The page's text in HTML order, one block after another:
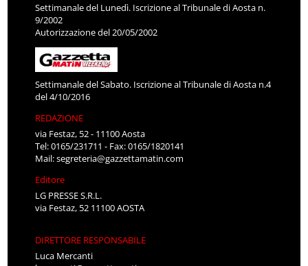
Settimanale del Lunedì. Iscrizione al Tribunale di Aosta n.
9/2002
Autorizzazione del 20/05/2002
Settimanale del Sabato. Iscrizione al Tribunale di Aosta n.4
del 4/10/2016
REDAZIONE
via Festaz, 52 - 11100 Aosta
Tel: 0165/231711 - Fax: 0165/1820141
Mail:segreteria@gazzettamatin.com
Editore
LG PRESSE S.R.L.
via Festaz, 52 11100 AOSTA
DIRETTORE RESPONSABILE
Luca Mercanti